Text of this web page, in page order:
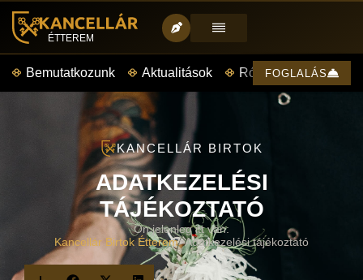
ÉTTEREM
Bemutatkozunk Aktualitások Rólunk mondták
FOGLALÁS
KANCELLÁR BIRTOK
ADATKEZELÉSI
TÁJÉKOZTATÓ
Ön jelenleg itt van:
Kancellár Birtok Étterem>Adatkezelési tájékoztató